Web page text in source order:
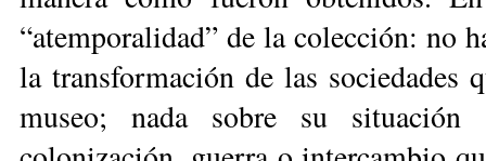
“atemporalidad” de la colección: no
la transformación de las sociedades
museo; nada sobre su